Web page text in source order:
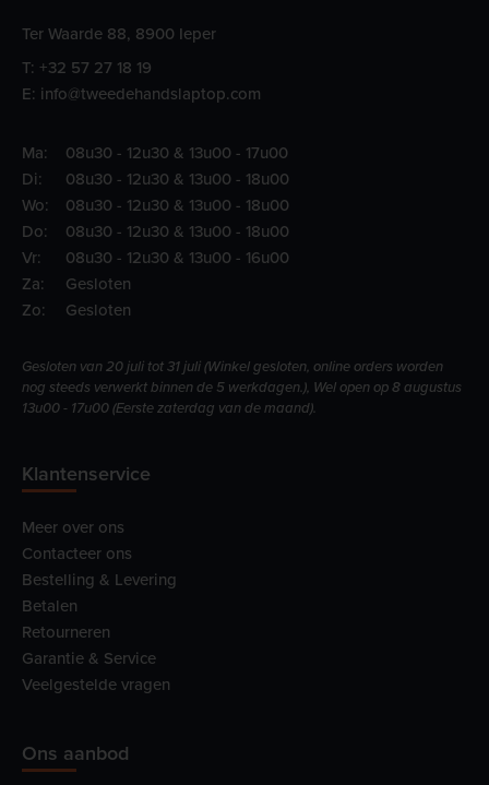
Ter Waarde 88, 8900 Ieper
T: +32 57 27 18 19
E: info@tweedehandslaptop.com
Ma:
08u30 - 12u30 & 13u00 - 17u00
Di:
08u30 - 12u30 & 13u00 - 18u00
Wo:
08u30 - 12u30 & 13u00 - 18u00
Do:
08u30 - 12u30 & 13u00 - 18u00
Vr:
08u30 - 12u30 & 13u00 - 16u00
Za:
Gesloten
Zo:
Gesloten
Gesloten van 20 juli tot 31 juli (Winkel gesloten, online orders worden
nog steeds verwerkt binnen de 5 werkdagen.), Wel open op 8 augustus
13u00 - 17u00 (Eerste zaterdag van de maand).
Klantenservice
Meer over ons
Contacteer ons
Bestelling & Levering
Betalen
Retourneren
Garantie & Service
Veelgestelde vragen
Ons aanbod